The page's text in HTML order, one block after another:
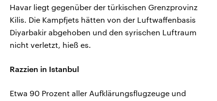
Havar liegt gegenüber der türkischen Grenzprovinz
Kilis. Die Kampfjets hätten von der Luftwaffenbasis
Diyarbakir abgehoben und den syrischen Luftraum
nicht verletzt, hieß es.
Razzien in Istanbul
Etwa 90 Prozent aller Aufklärungsflugzeuge und